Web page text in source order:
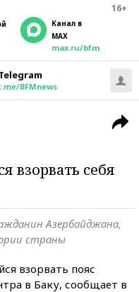
16+
Канал в
MAX
max.ru/bfm
BFMnews
взорвать себя
Азербайджана,
страны
взорвать пояс
в Баку, сообщает в